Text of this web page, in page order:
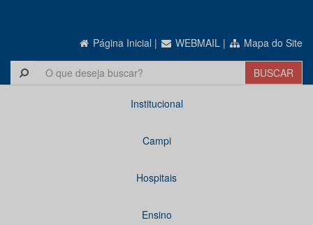
Página Inicial | WEBMAIL | Mapa do Site
Institucional
Campi
Hospitais
Ensino